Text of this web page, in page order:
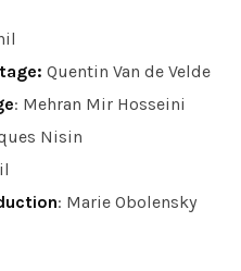
Quentin Van de Velde
: Mehran Mir Hosseini
Nisin
: Marie Obolensky